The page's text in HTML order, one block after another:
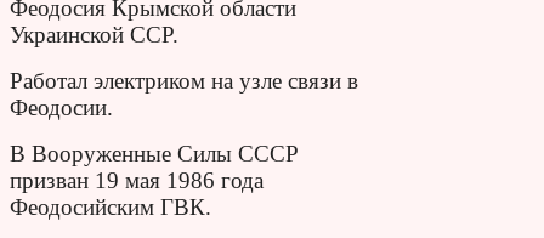
Феодосия Крымской области
Украинской ССР.
Работал электриком на узле связи в
Феодосии.
В Вооруженные Силы СССР
призван 19 мая 1986 года
Феодосийским ГВК.